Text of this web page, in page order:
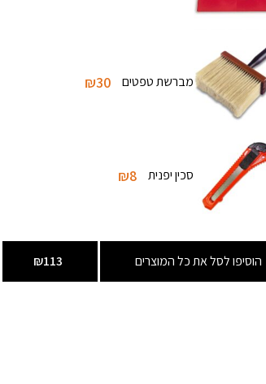
מברשת טפטים ₪30
סכין יפנית ₪8
הוסיפו לסל את כל המוצרים ₪113